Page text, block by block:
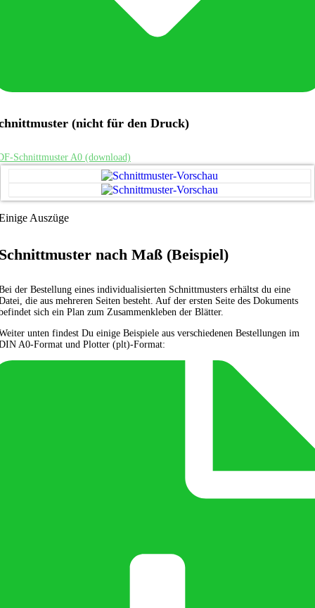
(nicht für den Druck)
Schnittmuster A0 (download)
Auszüge
nach Maß (Beispiel)
der Bestellung eines individualisierten Schnittmusters erhältst du eine
die aus mehreren Seiten besteht. Auf der ersten Seite des Dokuments
sich ein Plan zum Zusammenkleben der Blätter.
unten findest Du einige Beispiele aus verschiedenen Bestellungen im
A0-Format und Plotter (plt)-Format: